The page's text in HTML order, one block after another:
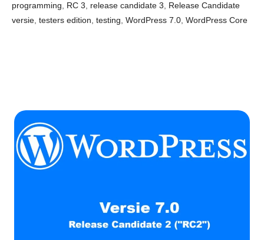
programming
RC 3 release candidate 3
Release Candidate
versie testers edition testing WordPress 7.0 WordPress Core